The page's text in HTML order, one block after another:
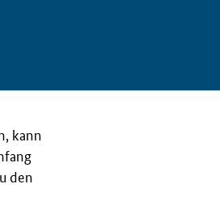
kann
den